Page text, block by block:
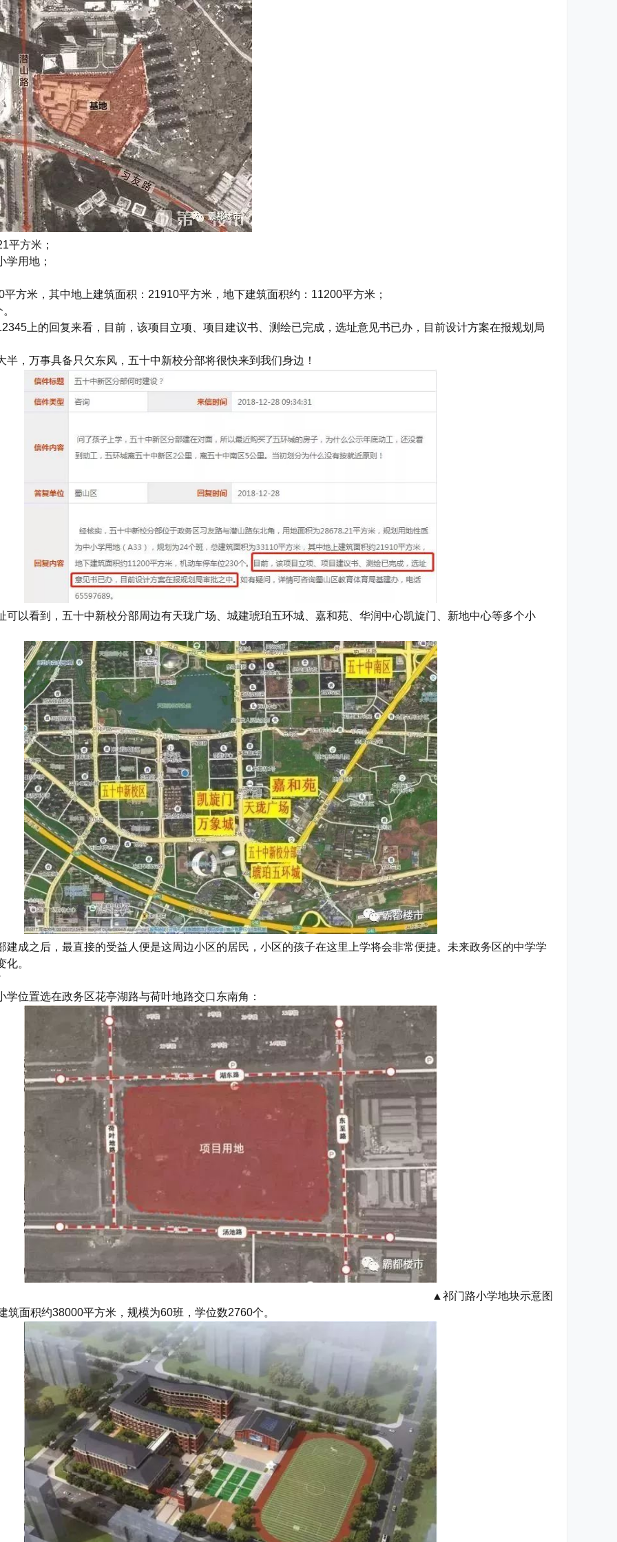
平方米；
学用地；
方米，其中地上建筑面积：21910平方米，地下建筑面积约：11200平方米；
上的回复来看，目前，该项目立项、项目建议书、测绘已完成，选址意见书已办，目前设计方案在报规划局
半，万事具备只欠东风，五十中新校分部将很快来到我们身边！
可以看到，五十中新校分部周边有天珑广场、城建琥珀五环城、嘉和苑、华润中心凯旋门、新地中心等多个小
建成之后，最直接的受益人便是这周边小区的居民，小区的孩子在这里上学将会非常便捷。未来政务区的中学学
。
学位置选在政务区花亭湖路与荷叶地路交口东南角：
▲祁门路小学地块示意图
筑面积约38000平方米，规模为60班，学位数2760个。